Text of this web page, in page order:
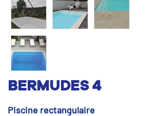
BERMUDES 4
Piscine rectangulaire